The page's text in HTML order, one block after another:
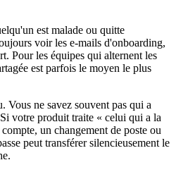
est malade ou quitte
voir les e-mails d'onboarding,
Pour les équipes qui alternent les
est parfois le moyen le plus
Vous ne savez souvent pas qui a
votre produit traite « celui qui a la
un changement de poste ou
peut transférer silencieusement le